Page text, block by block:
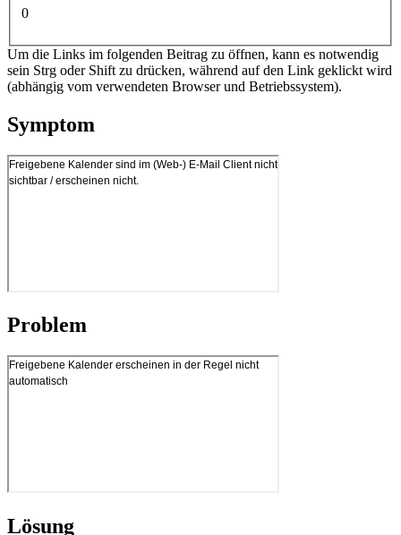
0
Um die Links im folgenden Beitrag zu öffnen, kann es notwendig
sein Strg oder Shift zu drücken, während auf den Link geklickt wird
(abhängig vom verwendeten Browser und Betriebssystem).
Symptom
Problem
Lösung